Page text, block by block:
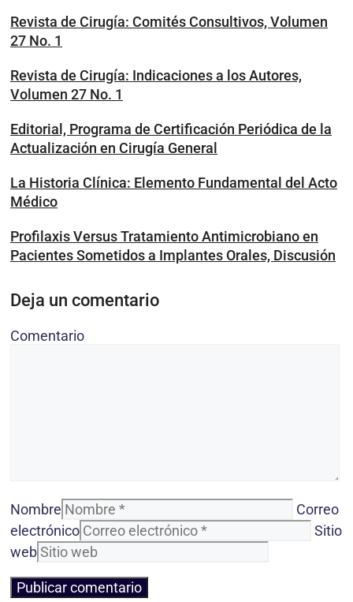
Revista de Cirugía: Comités Consultivos, Volumen
27 No. 1
Revista de Cirugía: Indicaciones a los Autores,
Volumen 27 No. 1
Editorial, Programa de Certificación Periódica de la
Actualización en Cirugía General
La Historia Clínica: Elemento Fundamental del Acto
Médico
Profilaxis Versus Tratamiento Antimicrobiano en
Pacientes Sometidos a Implantes Orales, Discusión
Deja un comentario
Comentario
Nombre
Correo
electrónico
Sitio
web